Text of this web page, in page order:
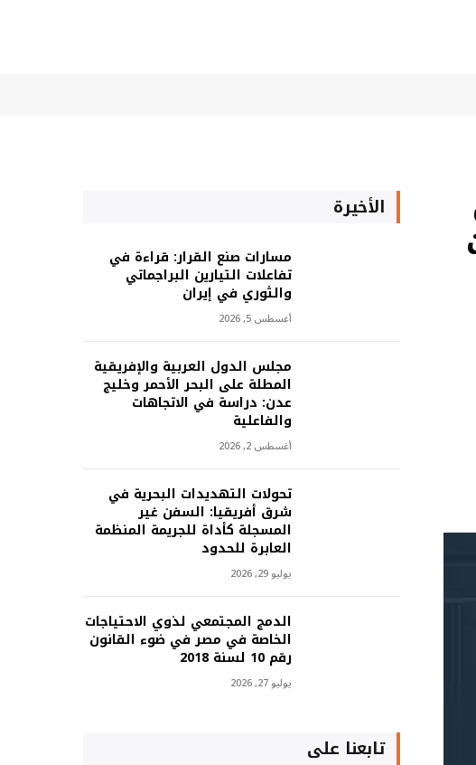
الأخيرة
مسارات صنع القرار: قراءة في
تفاعلات التيارين البراجماتي
والثوري في إيران
أغسطس 5, 2026
مجلس الدول العربية والإفريقية
المطلة على البحر الأحمر وخليج
عدن: دراسة في الاتجاهات
والفاعلية
أغسطس 2, 2026
تحولات التهديدات البحرية في
شرق أفريقيا: السفن غير
المسجلة كأداة للجريمة المنظمة
العابرة للحدود
يوليو 29, 2026
الدمج المجتمعي لذوي الاحتياجات
الخاصة في مصر في ضوء القانون
رقم 10 لسنة 2018
يوليو 27, 2026
تابعنا على